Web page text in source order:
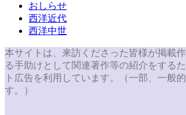
おしらせ
西洋近代
西洋中世
本サイトは、来訪くださった皆様が掲載
る手助けとして関連著作等の紹介をする
ト広告を利用しています。（一部、一般
す。）